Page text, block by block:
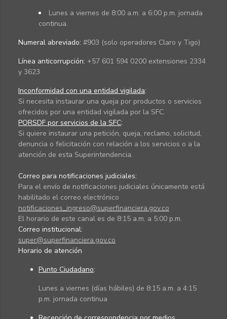
Lunes a viernes de 8:00 a.m. a 6:00 p.m. jornada
continua.
Numeral abreviado: #903 (solo operadores Claro y Tigo)
Línea anticorrupción: +57 601 594 0200 extensiones 2334
y 3623
Inconformidad con una entidad vigilada:
Si necesita instaurar una queja por productos o servicios
ofrecidos por una entidad vigilada por la SFC.
PQRSDF por servicios de la SFC:
Si quiere instaurar una petición, queja, reclamo, solicitud,
denuncia o felicitación con relación a los servicios o a la
atención de esta Superintendencia.
Correo para notificaciones judiciales:
Para el envío de notificaciones judiciales únicamente está
habilitado el correo electrónico
notificaciones_ingreso@superfinanciera.gov.co
El horario de este canal es de 8:15 a.m. a 5:00 p.m.
Correo institucional:
super@superfinanciera.gov.co
Horario de atención
Punto Ciudadano:
Lunes a viernes (días hábiles) de 8:15 a.m. a 4:15
p.m. jornada continua